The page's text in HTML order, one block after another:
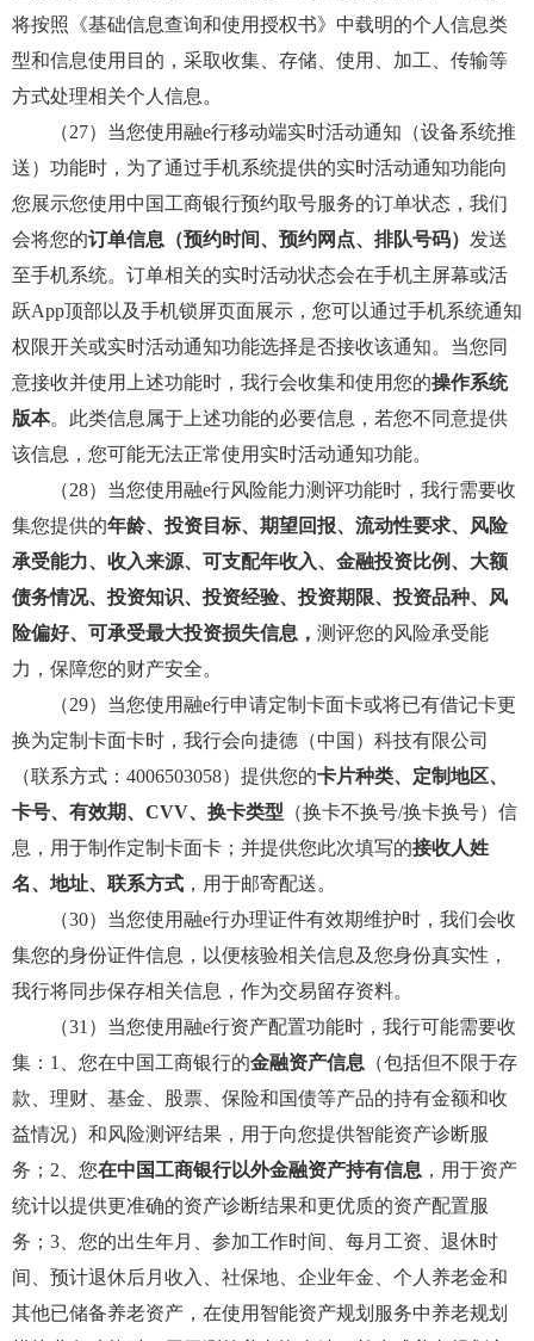
将按照《基础信息查询和使用授权书》中载明的个人信息类
型和信息使用目的，采取收集、存储、使用、加工、传输等
方式处理相关个人信息。
（27）当您使用融e行移动端实时活动通知（设备系统推
送）功能时，为了通过手机系统提供的实时活动通知功能向
您展示您使用中国工商银行预约取号服务的订单状态，我们
会将您的订单信息（预约时间、预约网点、排队号码） 发送
至手机系统。订单相关的实时活动状态会在手机主屏幕或活
跃App顶部以及手机锁屏页面展示，您可以通过手机系统通知
权限开关或实时活动通知功能选择是否接收该通知。当您同
意接收并使用上述功能时，我行会收集和使用您的操作系统
版本。此类信息属于上述功能的必要信息，若您不同意提供
该信息，您可能无法正常使用实时活动通知功能。
（28）当您使用融e行风险能力测评功能时，我行需要收
集您提供的年龄、投资目标、期望回报、流动性要求、风险
承受能力、收入来源、可支配年收入、金融投资比例、大额
债务情况、投资知识、投资经验、投资期限、投资品种、风
险偏好、可承受最大投资损失信息， 测评您的风险承受能
力，保障您的财产安全。
（29）当您使用融e行申请定制卡面卡或将已有借记卡更
换为定制卡面卡时，我行会向捷德（中国）科技有限公司
（联系方式：4006503058）提供您的卡片种类、定制地区、
卡号、有效期、CVV、换卡类型 （换卡不换号/换卡换号）信
息，用于制作定制卡面卡；并提供您此次填写的接收人姓
名、地址、联系方式 ，用于邮寄配送。
（30）当您使用融e行办理证件有效期维护时，我们会收
集您的身份证件信息，以便核验相关信息及您身份真实性，
我行将同步保存相关信息，作为交易留存资料。
（31）当您使用融e行资产配置功能时，我行可能需要收
集：1、您在中国工商银行的金融资产信息 （包括但不限于存
款、理财、基金、股票、保险和国债等产品的持有金额和收
益情况）和风险测评结果，用于向您提供智能资产诊断服
务；2、您在中国工商银行以外金融资产持有信息 ，用于资产
统计以提供更准确的资产诊断结果和更优质的资产配置服
务；3、您的出生年月、参加工作时间、每月工资、退休时
间、预计退休后月收入、社保地、企业年金、个人养老金和
其他已储备养老资产，在使用智能资产规划服务中养老规划